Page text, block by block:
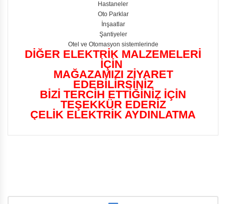
Hastaneler
Oto Parklar
İnşaatlar
Şantiyeler
Otel ve Otomasyon sistemlerinde
DİĞER ELEKTRİK MALZEMELERİ
İÇİN
MAĞAZAMIZI ZİYARET
EDEBİLİRSİNİZ
BİZİ TERCİH ETTİĞİNİZ İÇİN
TEŞEKKÜR EDERİZ
ÇELİK ELEKTRİK AYDINLATMA